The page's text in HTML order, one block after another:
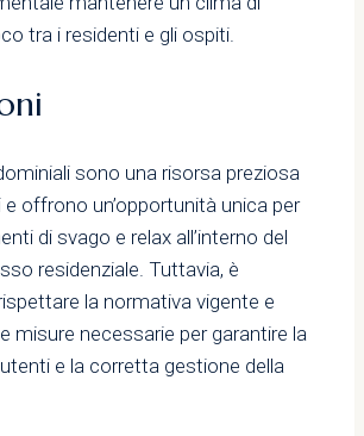
tra i residenti e gli ospiti.
sono una risorsa preziosa
offrono un’opportunità unica per
di svago e relax all’interno del
residenziale. Tuttavia, è
la normativa vigente e
misure necessarie per garantire la
e la corretta gestione della